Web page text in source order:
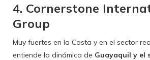
4. Cornerstone
Group
Muy fuertes en la Costa y en el sector
entiende la dinámica de Guayaquil y el